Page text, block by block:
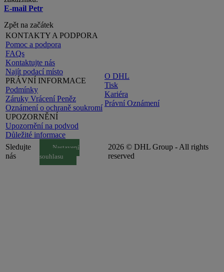
E-mail Petr
Zpět na začátek
KONTAKTY A PODPORA
Pomoc a podpora
FAQs
Kontaktujte nás
Najít podací místo
PRÁVNÍ INFORMACE
Podmínky
Záruky Vrácení Peněz
Oznámení o ochraně soukromí
UPOZORNĚNÍ
Upozornění na podvod
Důležité informace
O DHL
Tisk
Kariéra
Právní Oznámení
Sledujte
nás
Nastavení
souhlasu
2026 © DHL Group - All rights
reserved